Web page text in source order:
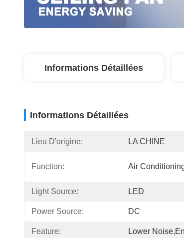
Informations Détaillées
Informations Détaillées
Lieu D'origine: LA CHINE
Function: Air
Light Source: LED
Power Source: DC
Feature: Lower